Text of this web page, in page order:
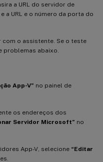
a URL do servidor de
a URL e o número da porta do
com o assistente. Se o teste
problemas abaixo.
App-V” no painel de
os endereços dos
Servidor Microsoft” no
App-V, selecione “Editar